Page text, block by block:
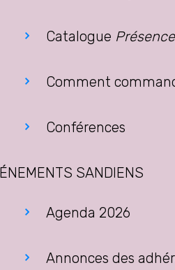
Catalogue
Comment
Conférences
SANDIENS
Agenda 2026
Annonces des